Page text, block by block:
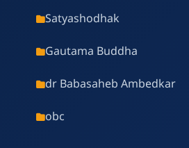
Satyashodhak
Gautama Buddha
dr Babasaheb Ambedkar
obc